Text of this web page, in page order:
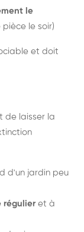
le
pièce le soir)
et doit
de laisser la
d'un jardin peu
régulier et à